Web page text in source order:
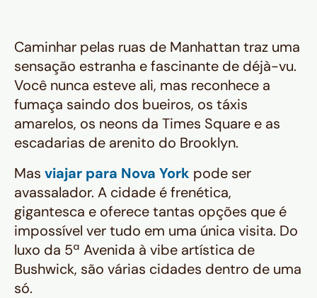
Caminhar pelas ruas de Manhattan traz uma
sensação estranha e fascinante de déjà-vu.
Você nunca esteve ali, mas reconhece a
fumaça saindo dos bueiros, os táxis
amarelos, os neons da Times Square e as
escadarias de arenito do Brooklyn.
Mas viajar para Nova York pode ser
avassalador. A cidade é frenética,
gigantesca e oferece tantas opções que é
impossível ver tudo em uma única visita. Do
luxo da 5ª Avenida à vibe artística de
Bushwick, são várias cidades dentro de uma
só.